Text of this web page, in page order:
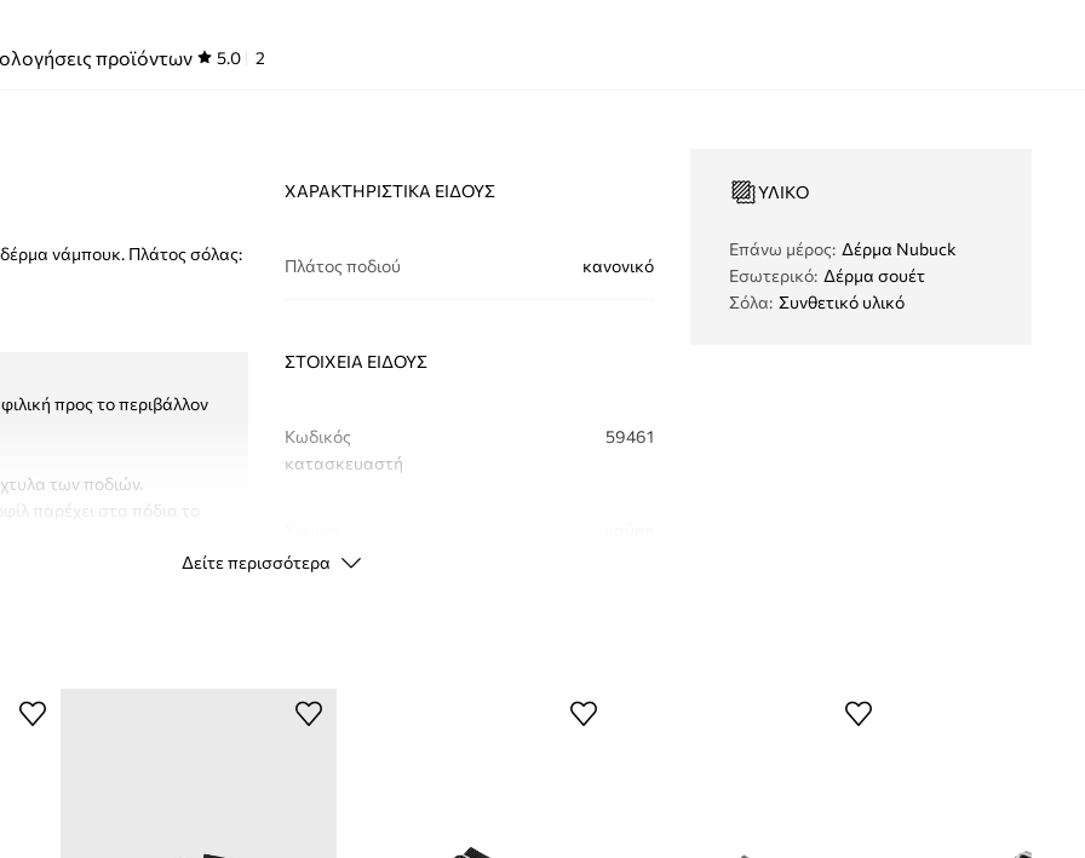
προϊόντων 5.0 2
νάμπουκ. Πλάτος σόλας:
προς το περιβάλλον
των ποδιών.
παρέχει στα πόδια το
τις εκδορές και την
ΧΑΡΑΚΤΗΡΙΣΤΙΚΆ ΕΊΔΟΥΣ
Πλάτος ποδιού κανονικό
ΣΤΟΙΧΕΊΑ ΕΊΔΟΥΣ
Κωδικός
κατασκευαστή
59461
ID προϊόντος
ΥΛΙΚΌ
Eπάνω μέρος: Δέρμα Nubuck
Εσωτερικό: Δέρμα σουέτ
Σόλα: Συνθετικό υλικό
Δείτε περισσότερα